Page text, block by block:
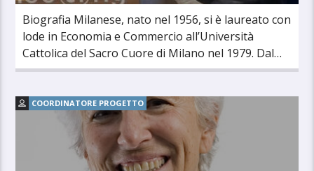
Biografia Milanese, nato nel 1956, si è laureato con
lode in Economia e Commercio all’Università
Cattolica del Sacro Cuore di Milano nel 1979. Dal
2000 è Professore ordinario [...]
COORDINATORE PROGETTO